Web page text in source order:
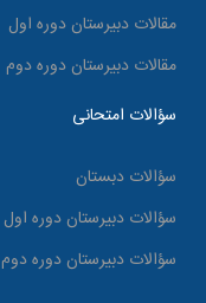
مقالات دبیرستان دوره اول
مقالات دبیرستان دوره دوم
سؤالات امتحانی
سؤالات دبستان
سؤالات دبیرستان دوره اول
سؤالات دبیرستان دوره دوم